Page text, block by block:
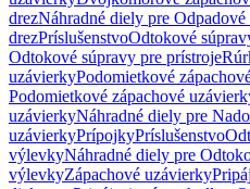
drezNáhradné diely pre
drezPríslušenstvoOdtokové
Odtokové súpravy pre prístroje
uzávierkyPodomietkové
Podomietkové zápachové
uzávierkyNáhradné diely pre
uzávierkyPrípojkyPríslušenstvo
výlevkyNáhradné diely pre
výlevkyZápachové uzávierky